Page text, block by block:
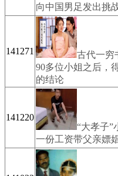
向中国男足发出挑
141271
古代一穷
90多位小姐之后，
的结论
141220
“大孝子”
一份工资带父亲嫖